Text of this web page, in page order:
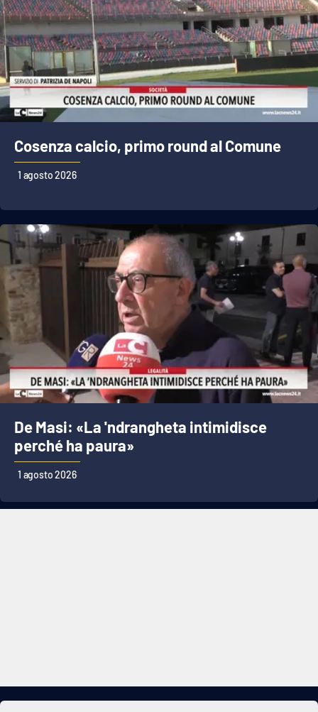
Cosenza calcio, primo round al Comune
1 agosto 2026
De Masi: «La 'ndrangheta intimidisce
perché ha paura»
1 agosto 2026